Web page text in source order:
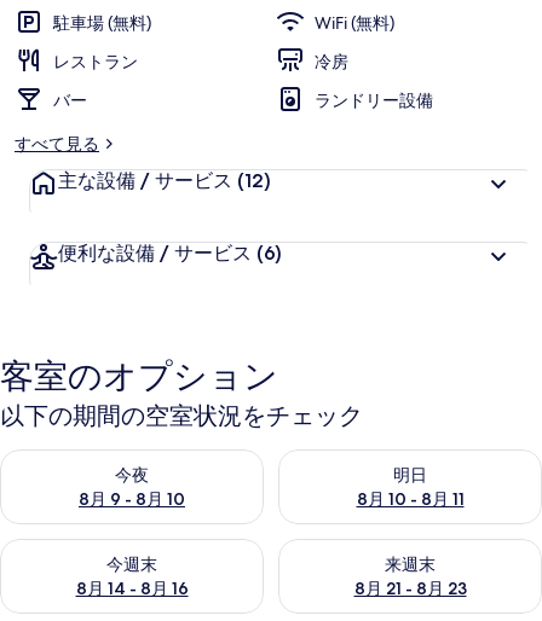
駐車場 (無料)
WiFi (無料)
レストラン
冷房
バー
ランドリー設備
すべて見る
主な設備 / サービス (12)
便利な設備 / サービス (6)
客室のオプション
以下の期間の空室状況をチェック
今夜
8月 9 - 8月 10
今夜 8月 9 - 8月 10 の空室状況をチェック
明日
8月 10 - 8月 11
明日 8月 10 - 8月 11 の空室状
今週末
8月 14 - 8月 16
今週末 8月 14 - 8月 16 の空室状況をチェック
来週末
8月 21 - 8月 23
来週末 8月 21 - 8月 23 の空室